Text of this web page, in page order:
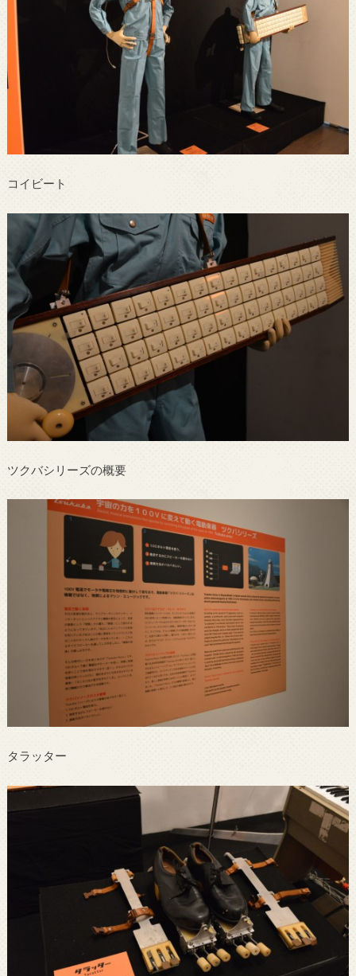
コイビート
ツクバシリーズの概要
タラッター